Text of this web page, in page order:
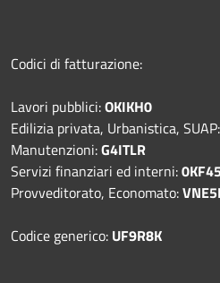
Codici di fatturazione:
Lavori pubblici:OKIKH0
Edilizia privata, Urbanistica, SUAP:
Manutenzioni:G4ITLR
Servizi finanziari ed interni:
Provveditorato, Economato:
Codice generico: UF9R8K